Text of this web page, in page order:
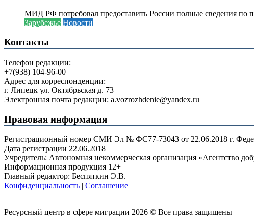
МИД РФ потребовал предоставить России полные сведения по
Зарубежье Новости
Контакты
Телефон редакции:
+7(938) 104-96-00
Адрес для корреспонденции:
г. Липецк ул. Октябрьская д. 73
Электронная почта редакции: a.vozrozhdenie@yandex.ru
Правовая информация
Регистрационный номер СМИ Эл № ФС77-73043 от 22.06.2018 г.
Дата регистрации 22.06.2018
Учредитель: Автономная некоммерческая организация «Агентство
Информационная продукция 12+
Главный редактор: Беспяткин Э.В.
Конфиденциальность | Соглашение
Ресурсный центр в сфере миграции 2026 © Все права защищены